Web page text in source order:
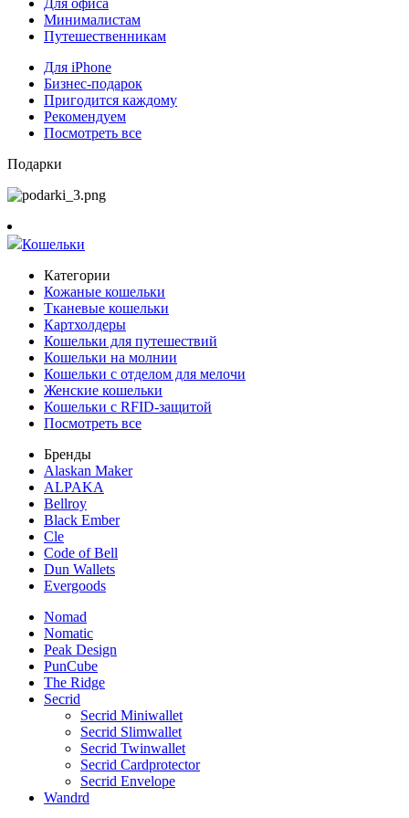
Для офиса
Минималистам
Путешественникам
Для iPhone
Бизнес-подарок
Пригодится каждому
Рекомендуем
Посмотреть все
Подарки
Кошельки
Категории
Кожаные кошельки
Тканевые кошельки
Картхолдеры
Кошельки для путешествий
Кошельки на молнии
Кошельки с отделом для мелочи
Женские кошельки
Кошельки с RFID-защитой
Посмотреть все
Бренды
Alaskan Maker
ALPAKA
Bellroy
Black Ember
Cle
Code of Bell
Dun Wallets
Evergoods
Nomad
Nomatic
Peak Design
PunCube
The Ridge
Secrid
Secrid Miniwallet
Secrid Slimwallet
Secrid Twinwallet
Secrid Cardprotector
Secrid Envelope
Wandrd